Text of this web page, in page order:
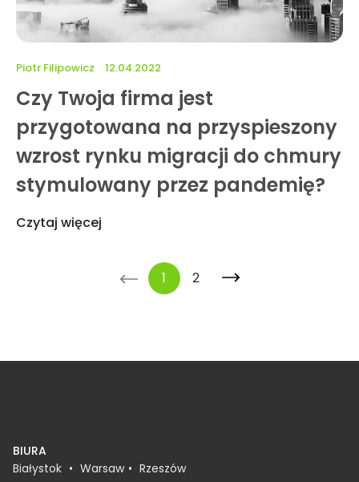
Czy Twoja firma jest
przygotowana na przyspieszony
wzrost rynku migracji do chmury
stymulowany przez pandemię?
Czytaj więcej
Piotr Filipowicz 12.04.2022
<- 1 2 ->
BIURA
Białystok
Warsaw Rzeszów